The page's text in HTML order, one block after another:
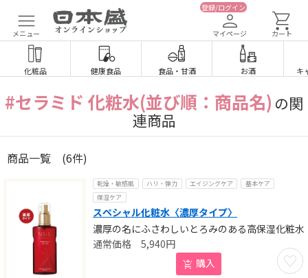
メニュー
登録/ログイン
マイページ カート
化粧品 健康食品 食品・ 甘酒 お酒 キ
#セラミド 化粧水(並び順：商品名) の関
連商品
商品一覧 (6件)
乾燥・敏感肌 ハリ・弾力 エイジングケア
基本ケア
保湿ケア
スペシャル化粧水〈濃厚タイプ〉
濃厚の名にふさわしいとろみのある高保湿化粧水
お気
5,940円
購入